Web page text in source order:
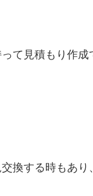
て見積もり作成
換する時もあ